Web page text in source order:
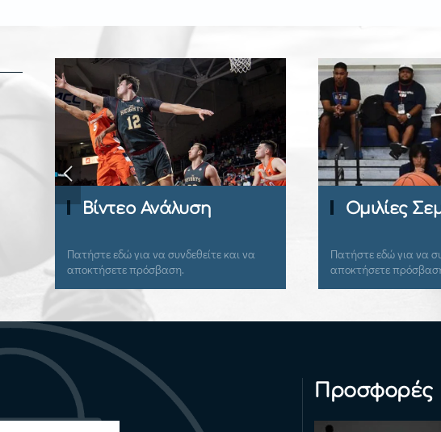
Βίντεο Ανάλυση
εδώ για να συνδεθείτε και να
πρόσβαση.
Ομιλίες Σεμιναρίων
Πατήστε εδώ για να συνδεθείτε και να
αποκτήσετε πρόσβαση.
Προσφορές